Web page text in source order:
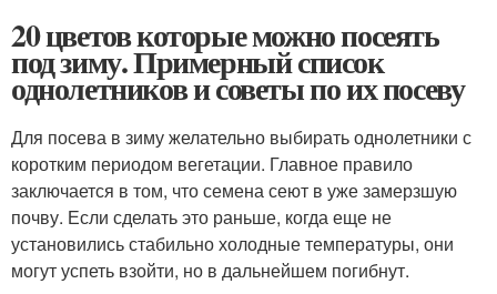
20 цветов которые можно посеять
под зиму. Примерный список
однолетников и советы по их посеву
Для посева в зиму желательно выбирать однолетники с
коротким периодом вегетации. Главное правило
заключается в том, что семена сеют в уже замерзшую
почву. Если сделать это раньше, когда еще не
установились стабильно холодные температуры, они
могут успеть взойти, но в дальнейшем погибнут.